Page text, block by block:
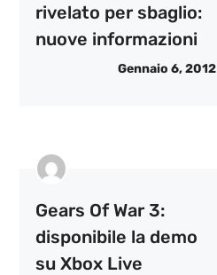
rivelato per sbaglio:
nuove informazioni
Gennaio 6, 2012
Gears Of War 3:
disponibile la demo
su Xbox Live